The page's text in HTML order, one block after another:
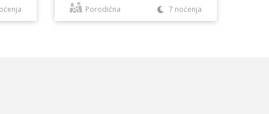
Porodična 7 noćenja